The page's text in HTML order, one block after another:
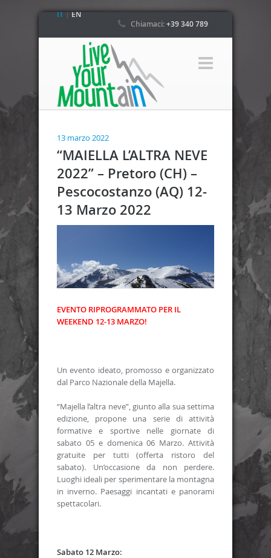
IT|EN
Chiamaci:+39 340 789
13 marzo 2022
“MAIELLA L’ALTRA NEVE
2022” – Pretoro (CH) –
Pescocostanzo (AQ) 12-
13 Marzo 2022
EVENTO RIPROGRAMMATO PER IL
WEEKEND 12-13 MARZO!
Un evento ideato, promosso e organizzato
dal Parco Nazionale della Majella.
“Majella l’altra neve”, giunto alla sua settima
edizione, propone una serie di attività
formative e sportive nelle giornate di
sabato 05 e domenica 06 Marzo. Attività
gratuite per tutti (offerta ristoro del
sabato). Un’occasione da non perdere.
Luoghi ideali per sperimentare la montagna
in inverno. Paesaggi incantati e panorami
spettacolari.
Sabato 12 Marzo: